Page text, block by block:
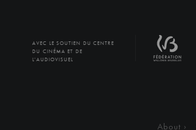
AVEC LE SOUTIEN DU CENTRE
DU CINÉMA ET DE
L'AUDIOVISUEL
About